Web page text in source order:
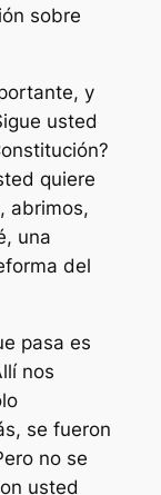
sobre
y
usted
quiere
abrimos,
una
del
pasa es
nos
se fueron
no se
usted